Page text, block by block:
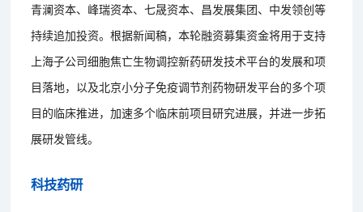
青澜资本、峰瑞资本、七晟资本、昌发展集团、中发领创等
持续追加投资。根据新闻稿，本轮融资募集资金将用于支持
上海子公司细胞焦亡生物调控新药研发技术平台的发展和项
目落地，以及北京小分子免疫调节剂药物研发平台的多个项
目的临床推进，加速多个临床前项目研究进展，并进一步拓
展研发管线。
科技药研